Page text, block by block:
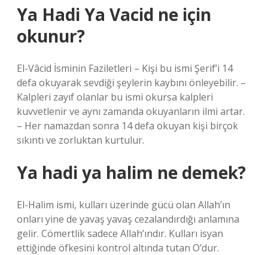
Ya Hadi Ya Vacid ne için
okunur?
El-Vâcid İsminin Faziletleri – Kişi bu ismi Şerif’i 14
defa okuyarak sevdiği şeylerin kaybını önleyebilir. –
Kalpleri zayıf olanlar bu ismi okursa kalpleri
kuvvetlenir ve aynı zamanda okuyanların ilmi artar.
– Her namazdan sonra 14 defa okuyan kişi birçok
sıkıntı ve zorluktan kurtulur.
Ya hadi ya halim ne demek?
El-Halim ismi, kulları üzerinde gücü olan Allah’ın
onları yine de yavaş yavaş cezalandırdığı anlamına
gelir. Cömertlik sadece Allah’ındır. Kulları isyan
ettiğinde öfkesini kontrol altında tutan O’dur.